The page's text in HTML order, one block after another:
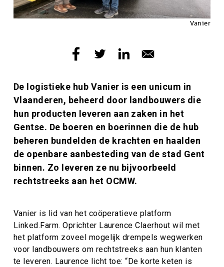
Vanier
Inleiding
De logistieke hub Vanier is een unicum in
Vlaanderen, beheerd door landbouwers die
hun producten leveren aan zaken in het
Gentse. De boeren en boerinnen die de hub
beheren bundelden de krachten en haalden
de openbare aanbesteding van de stad Gent
binnen. Zo leveren ze nu bijvoorbeeld
rechtstreeks aan het OCMW.
Vanier is lid van het coöperatieve platform
Linked.Farm. Oprichter Laurence Claerhout wil met
het platform zoveel mogelijk drempels wegwerken
voor landbouwers om rechtstreeks aan hun klanten
te leveren. Laurence licht toe: “De korte keten is